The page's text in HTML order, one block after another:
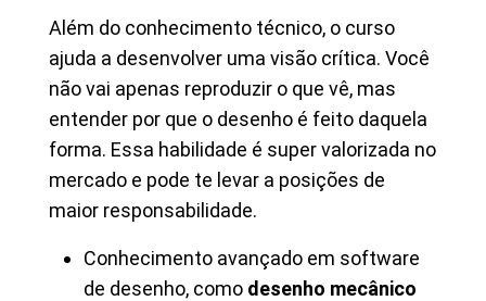
Além do conhecimento técnico, o curso
ajuda a desenvolver uma visão crítica. Você
não vai apenas reproduzir o que vê, mas
entender por que o desenho é feito daquela
forma. Essa habilidade é super valorizada no
mercado e pode te levar a posições de
maior responsabilidade.
Conhecimento avançado em software
de desenho, como desenho mecânico